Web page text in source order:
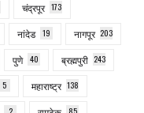
चंद्रपूर 173
नांदेड 19 नागपूर 203
पुणे 40 ब्रह्मपुरी 243
5 महाराष्ट्र 138